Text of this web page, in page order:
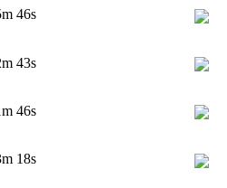
46s
43s
46s
18s